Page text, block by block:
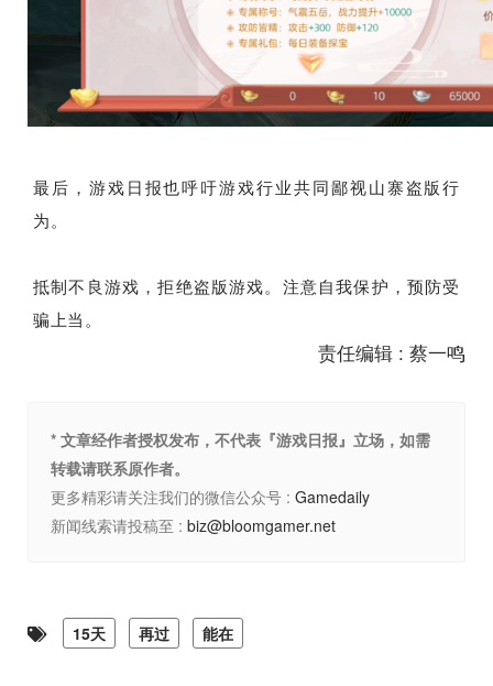
最后，游戏日报也呼吁游戏行业共同鄙视山寨盗版行
为。
抵制不良游戏，拒绝盗版游戏。注意自我保护，预防受
骗上当。
责任编辑 : 蔡一鸣
* 文章经作者授权发布，不代表『游戏日报』立场，如需
转载请联系原作者。
更多精彩请关注我们的微信公众号 : Gamedaily
新闻线索请投稿至 : biz@bloomgamer.net
15天 再过 能在